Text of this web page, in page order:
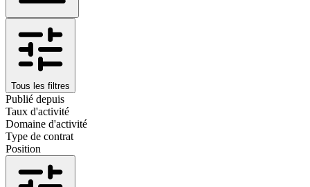
Tous les filtres
Publié depuis
Taux d'activité
Domaine d'activité
Type de contrat
Position